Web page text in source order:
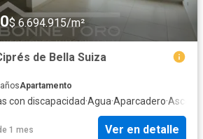
$ 6.694.915/m²
de Bella Suiza
Apartamento
con discapacidad·Agua·Aparcadero·
1 mes Ver en detalle